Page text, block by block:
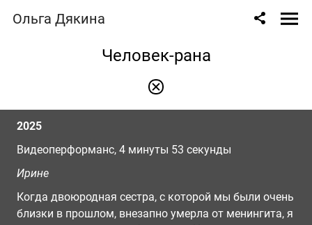
Ольга Дякина
Человек-рана
2025
Видеоперформанс, 4 минуты 53 секунды
Ирине
Когда двоюродная сестра, с которой мы были очень
близки в прошлом, внезапно умерла от менингита, я